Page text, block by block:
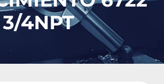
3/4NPT